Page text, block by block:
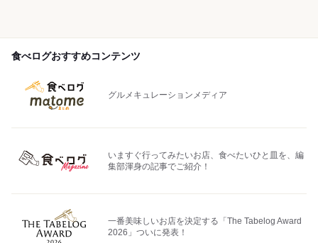
食べログおすすめコンテンツ
グルメキュレーションメディア
いますぐ行ってみたいお店、食べたいひと皿を、編
集部渾身の記事でご紹介！
一番美味しいお店を決定する「The Tabelog Award
2026」ついに発表！